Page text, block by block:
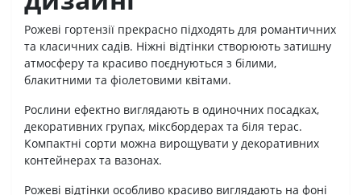
Рожеві гортензії прекрасно підходять для романтичних
та класичних садів. Ніжні відтінки створюють затишну
атмосферу та красиво поєднуються з білими,
блакитними та фіолетовими квітами.
Рослини ефектно виглядають в одиночних посадках,
декоративних групах, міксбордерах та біля терас.
Компактні сорти можна вирощувати у декоративних
контейнерах та вазонах.
Рожеві відтінки особливо красиво виглядають на фоні